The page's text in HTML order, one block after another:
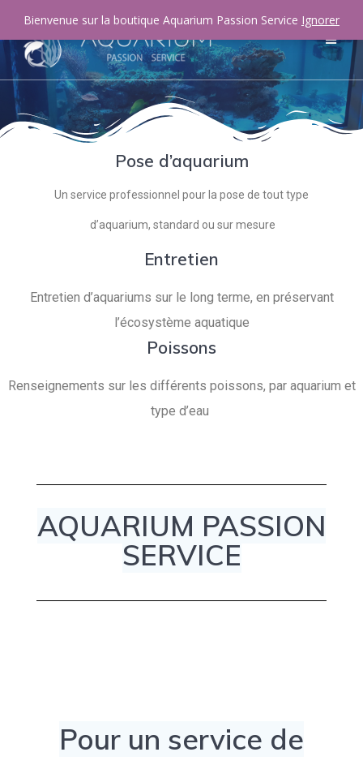
Pose d’aquarium
Un service professionnel pour la pose de tout type
d’aquarium, standard ou sur mesure
Entretien
Entretien d’aquariums sur le long terme, en préservant
l’écosystème aquatique
Poissons
Renseignements sur les différents poissons, par aquarium et
type d’eau
AQUARIUM PASSION
SERVICE
Pour un service de
Bienvenue sur la boutique Aquarium Passion Service Ignorer